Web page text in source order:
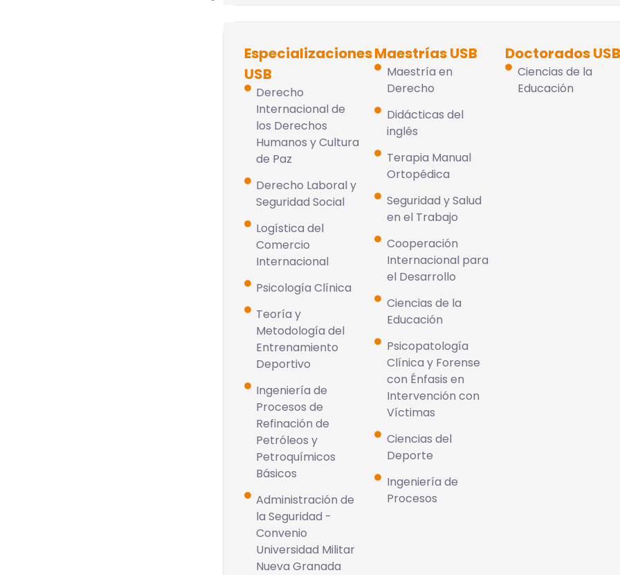
Especializaciones
USB
Derecho
Internacional de
los Derechos
Humanos y Cultura
de Paz
Derecho Laboral y
Seguridad Social
Logística del
Comercio
Internacional
Psicología Clínica
Teoría y
Metodología del
Entrenamiento
Deportivo
Ingeniería de
Procesos de
Refinación de
Petróleos y
Petroquímicos
Básicos
Administración de
la Seguridad -
Convenio
Universidad Militar
Nueva Granada
Maestrías USB
Maestría en
Derecho
Didácticas del
inglés
Terapia Manual
Ortopédica
Seguridad y Salud
en el Trabajo
Cooperación
Internacional para
el Desarrollo
Ciencias de la
Educación
Psicopatología
Clínica y Forense
con Énfasis en
Intervención con
Víctimas
Ciencias del
Deporte
Ingeniería de
Procesos
Doctorados
Ciencias de la
Educación